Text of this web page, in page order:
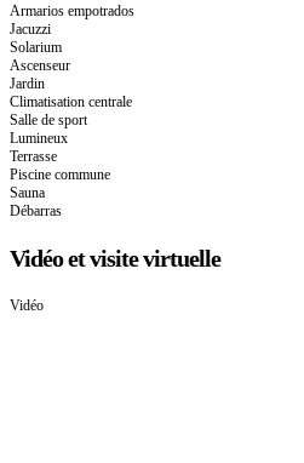
Armarios empotrados
Jacuzzi
Solarium
Ascenseur
Jardin
Climatisation centrale
Salle de sport
Lumineux
Terrasse
Piscine commune
Sauna
Débarras
Vidéo et visite virtuelle
Vidéo